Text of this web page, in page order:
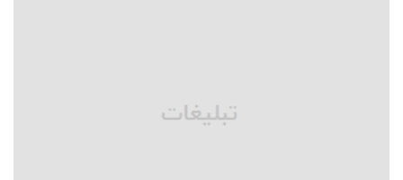
امیر اکرمی‌نیا: ارتش کاملاً آماده است